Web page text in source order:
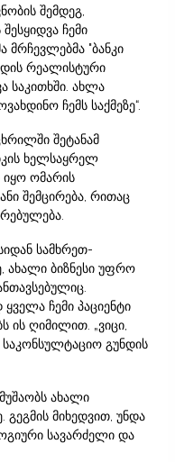
შემდეგ,
ჩემი
მრჩევლებმა "ბანკი
რეალისტური
საკითხში. ახლა
ჩემს საქმეზე“.
შეტანამ
ხელსაყრელ
იყო ომარის
შემცირება, რითაც
სამხრეთ-
ახალი ბიზნესი უფრო
ყველა ჩემი პაციენტი
ის ღიმილით. „ვიცი,
გუნდის
ახალი
გეგმის მიხედვით, უნდა
სავარძელი და